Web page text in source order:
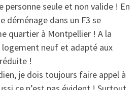
seule et non valide ! En
déménage dans un F3 se
quartier à Montpellier ! A la
logement neuf et adapté aux
!
je dois toujours faire appel à